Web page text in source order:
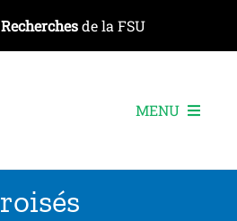
de la FSU
MENU